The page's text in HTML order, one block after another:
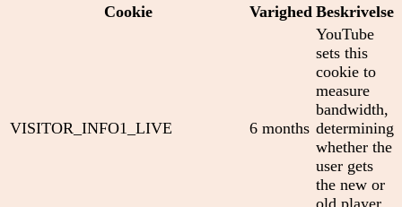
Cookie
Varighed Beskrivelse
VISITOR_INFO1_LIVE 6 months
YouTube
sets this
cookie to
measure
bandwidth,
determining
whether the
user gets
the new or
old player